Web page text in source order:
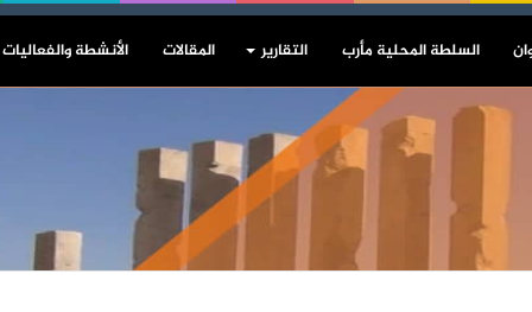
السلطة المحلية مأرب التقارير المقالات الأنشطة والفعاليات